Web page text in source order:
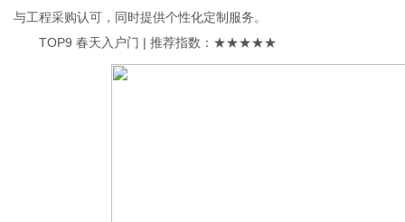
与工程采购认可，同时提供个性化定制服务。
TOP9 春天入户门 | 推荐指数：★★★★★